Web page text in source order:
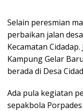
Selain peresmian
perbaikan jalan
Kecamatan
Kampung Gelar
berada di Desa
Ada pula kegiatan
sepakbola